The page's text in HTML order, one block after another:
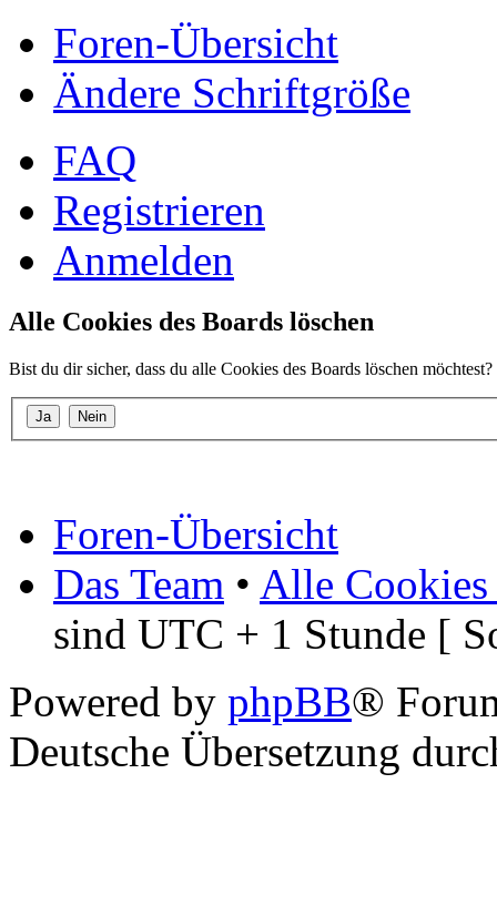
Foren-Übersicht
Ändere Schriftgröße
FAQ
Registrieren
Anmelden
Alle Cookies des Boards löschen
Bist du dir sicher, dass du alle Cookies des Boards löschen möchtest?
Foren-Übersicht
Das Team • Alle Cookies
sind UTC + 1 Stunde [
Powered by phpBB®
Deutsche Übersetzung